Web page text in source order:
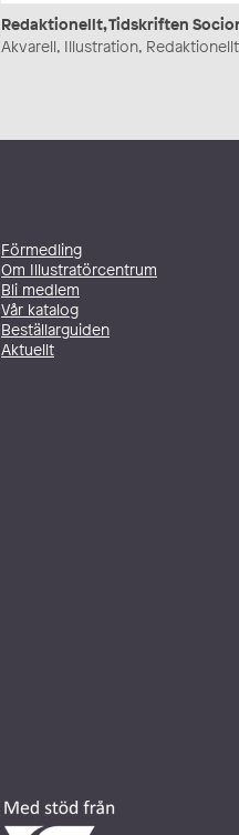
Redaktionellt, Tidskriften
Akvarell, Illustration,
Förmedling
Om Illustratörcentrum
Bli medlem
Vår katalog
Beställarguiden
Aktuellt